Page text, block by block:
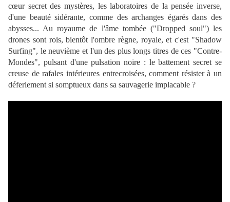
cœur secret des mystères, les laboratoires de la pensée inverse,
d'une beauté sidérante, comme des archanges égarés dans des
abysses... Au royaume de l'âme tombée ("Dropped soul") les
drones sont rois, bientôt l'ombre règne, royale, et c'est "Shadow
Surfing", le neuvième et l'un des plus longs titres de ces "Contre-
Mondes", pulsant d'une pulsation noire : le battement secret se
creuse de rafales intérieures entrecroisées, comment résister à un
déferlement si somptueux dans sa sauvagerie implacable ?